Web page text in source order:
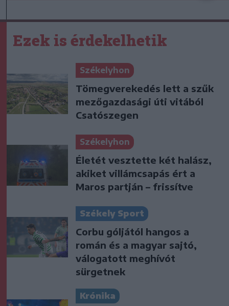
Ezek is érdekelhetik
Székelyhon
Tömegverekedés lett a szűk
mezőgazdasági úti vitából
Csatószegen
Székelyhon
Életét vesztette két halász,
akiket villámcsapás ért a
Maros partján – frissítve
Székely Sport
Corbu góljától hangos a
román és a magyar sajtó,
válogatott meghívót
sürgetnek
Krónika